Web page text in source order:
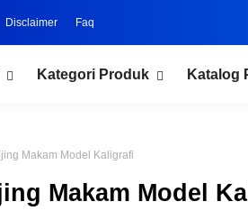
Disclaimer Faq
Kategori Produk Katalog
Makam Model Kaligrafi
Makam Model